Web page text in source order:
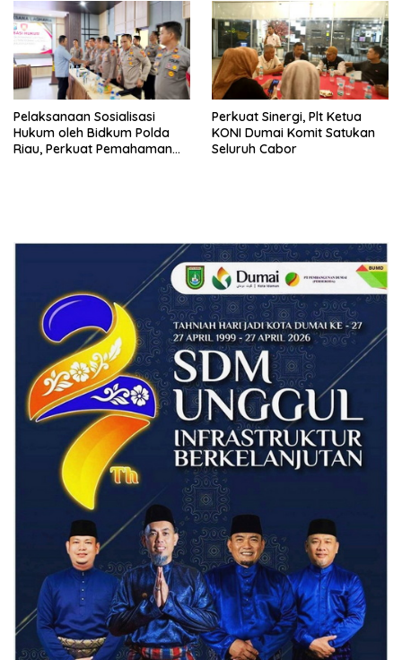
RI
Pelaksanaan Sosialisasi
Hukum oleh Bidkum Polda
Riau, Perkuat Pemahaman
Perkuat Sinergi, Plt Ketua
KONI Dumai Komit Satukan
Seluruh Cabor